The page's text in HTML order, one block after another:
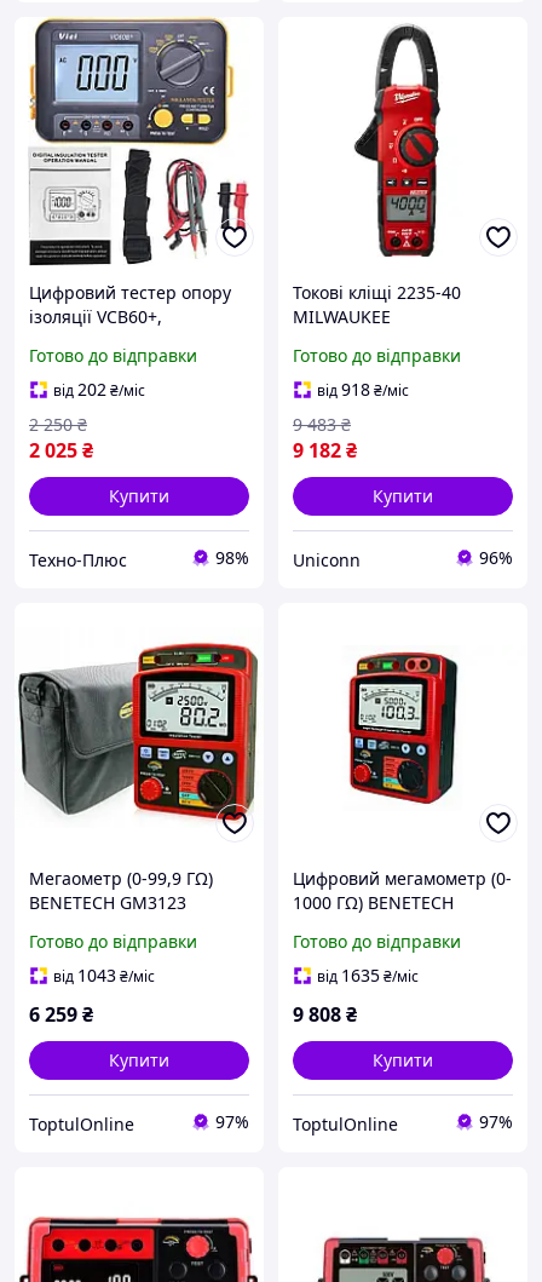
Цифровий тестер опору
ізоляції VCB60+,
2000 МОм
Готово до відправки
від202₴/міс
2 025₴
2 250 ₴
Купити
Техно-Плюс 98%
Токові кліщі 2235-40
MILWAUKEE
Готово до відправки
від918₴/міс
9 182₴
9 483 ₴
Купити
Uniconn 96%
Мегаометр (0-99,9 ГΩ)
BENETECH GM3123
Готово до відправки
від 1043₴/міс
6 259₴
Купити
ToptulOnline 97%
Цифровий мегамометр (0-
1000 ГΩ) BENETECH
Готово до відправки
від 1635₴/міс
9 808₴
Купити
ToptulOnline 97%